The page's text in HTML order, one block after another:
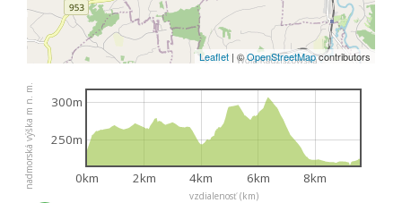
Leaflet | ©OpenStreetMapcontributors
vzdialenosť (km)
nadmorská výška m n. m. 0km 2km 4km 6km 8km
250m
300m